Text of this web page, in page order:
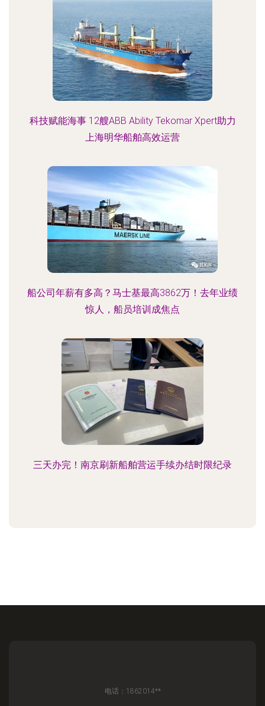
科技赋能海事 12艘ABB Ability Tekomar Xpert助力
上海明华船舶高效运营
船公司年薪有多高？马士基最高3862万！去年业绩
惊人，船员培训成焦点
三天办完！南京刷新船舶营运手续办结时限纪录
电话：1862014**